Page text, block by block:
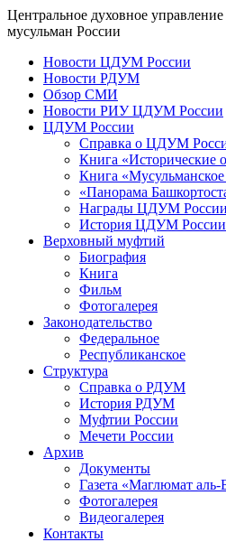
Центральное духовное управление
мусульман России
Новости ЦДУМ России
Новости РДУМ
Обзор СМИ
Новости РИУ ЦДУМ России
ЦДУМ России
Справка о ЦДУМ
Книга «Исторические
Книга
«Панорама
Награды ЦДУМ России
История ЦДУМ России
Верховный муфтий
Биография
Книга
Фильм
Фотогалерея
Законодательство
Федеральное
Республиканское
Структура
Справка о РДУМ
История РДУМ
Муфтии России
Мечети России
Архив
Документы
Газета «Маглюмат аль-
Фотогалерея
Видеогалерея
Контакты